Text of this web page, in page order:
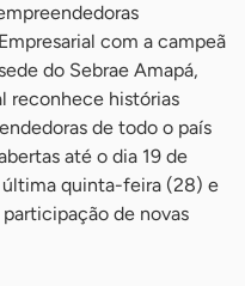
com a campeã
do Sebrae Amapá,
reconhece histórias
de todo o país
até o dia 19 de
última quinta-feira (28) e
de novas